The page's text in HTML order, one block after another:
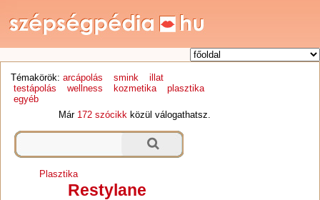
Témakörök: arcápolás smink
illat
testápolás
wellness kozmetika
plasztika
egyéb
Már 172 szócikk közül válogathatsz.
Plasztika
Restylane